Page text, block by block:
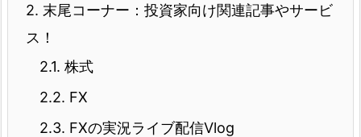
2. 末尾コーナー：投資家向け関連記事やサービ
ス！
2.1. 株式
2.2. FX
2.3. FXの実況ライブ配信Vlog